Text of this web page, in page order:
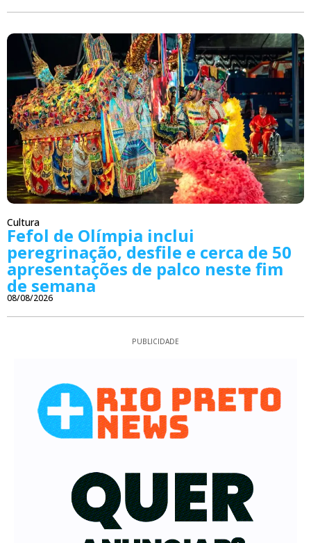
Cultura
Fefol de Olímpia inclui
peregrinação, desfile e cerca de 50
apresentações de palco neste fim
de semana
08/08/2026
PUBLICIDADE